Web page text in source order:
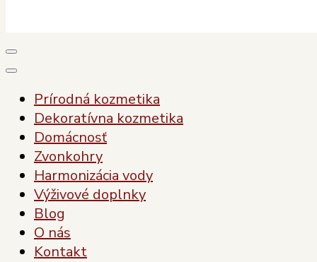
Prírodná kozmetika
Dekoratívna kozmetika
Domácnosť
Zvonkohry
Harmonizácia vody
Výživové doplnky
Blog
O nás
Kontakt